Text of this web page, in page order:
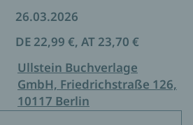
26.03.2026
DE 22,99 €, AT 23,70 €
Ullstein Buchverlage
GmbH, Friedrichstraße 126,
10117 Berlin